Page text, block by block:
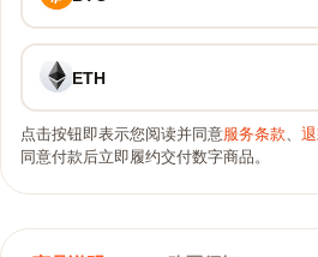
ETH
点击按钮即表示您阅读并同意服务条款、
同意付款后立即履约交付数字商品。